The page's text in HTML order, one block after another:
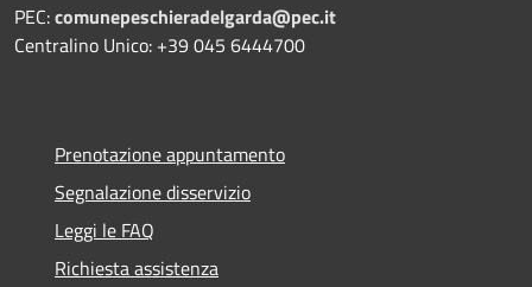
PEC:comunepeschieradelgarda@pec.it
Centralino Unico: +39 045 6444700
Prenotazione appuntamento
Segnalazione disservizio
Leggi le FAQ
Richiesta assistenza